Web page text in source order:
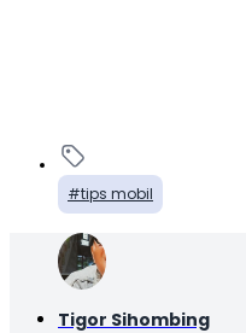
tips mobil
Tigor Sihombing